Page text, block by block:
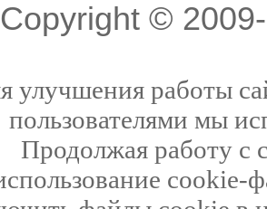
Copyright ©
улучшения работы
пользователями мы
Продолжая работу с
cookie-